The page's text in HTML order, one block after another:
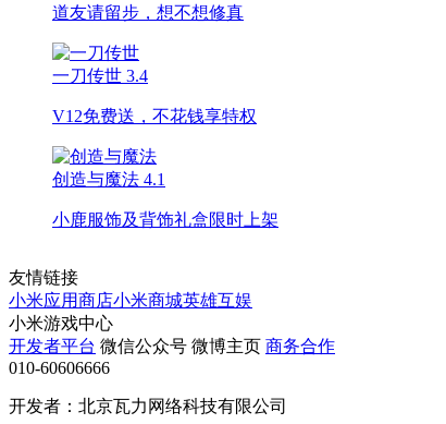
道友请留步，想不想修真
一刀传世 3.4
V12免费送，不花钱享特权
创造与魔法 4.1
小鹿服饰及背饰礼盒限时上架
友情链接
小米应用商店小米商城英雄互娱
小米游戏中心
开发者平台 微信公众号 微博主页 商务合作
010-60606666
开发者：北京瓦力网络科技有限公司